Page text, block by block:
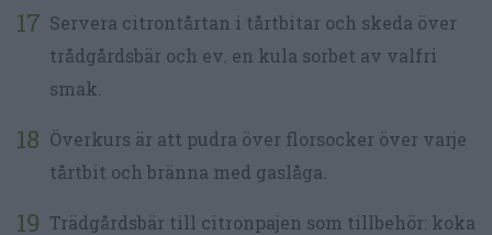
Servera citrontårtan i tårtbitar och skeda över
trådgårdsbär och ev. en kula sorbet av valfri
smak.
Överkurs är att pudra över florsocker över varje
tårtbit och bränna med gaslåga.
Trädgårdsbär till citronpajen som tillbehör: koka